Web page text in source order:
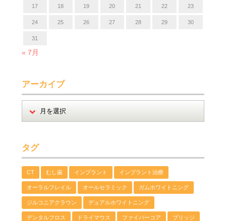
17 18 19 20 21 22 23
24 25 26 27 28 29 30
31
« 7月
アーカイブ
タグ
CT むし歯 インプラント インプラント治療
オーラルフレイル オールセラミック ガムホワイトニング
ジルコニアクラウン デュアルホワイトニング
デンタルフロス ドライマウス ファイバーコア ブリッジ